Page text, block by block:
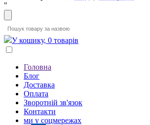
"
У кошику, 0 товарів
Головна
Блог
Доставка
Оплата
Зворотній зв'язок
Контакти
ми у соцмережах